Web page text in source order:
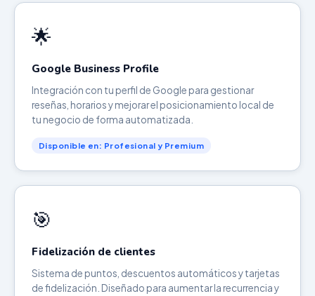
🌟
Google Business Profile
Integración con tu perfil de Google para gestionar
reseñas, horarios y mejorar el posicionamiento local de
tu negocio de forma automatizada.
Disponible en: Profesional y Premium
🎯
Fidelización de clientes
Sistema de puntos, descuentos automáticos y tarjetas
de fidelización. Diseñado para aumentar la recurrencia y